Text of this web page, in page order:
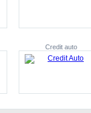
Credit auto